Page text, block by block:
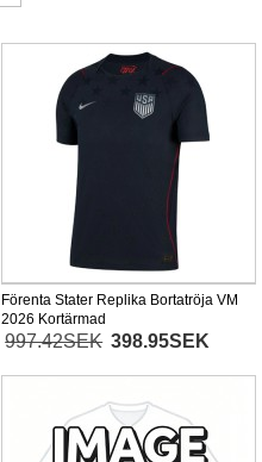
Förenta Stater Replika Bortatröja VM
2026 Kortärmad
997.42SEK 398.95SEK